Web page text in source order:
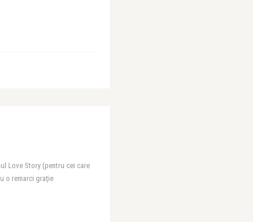
Love Story (pentru cei care
o remarci graţie